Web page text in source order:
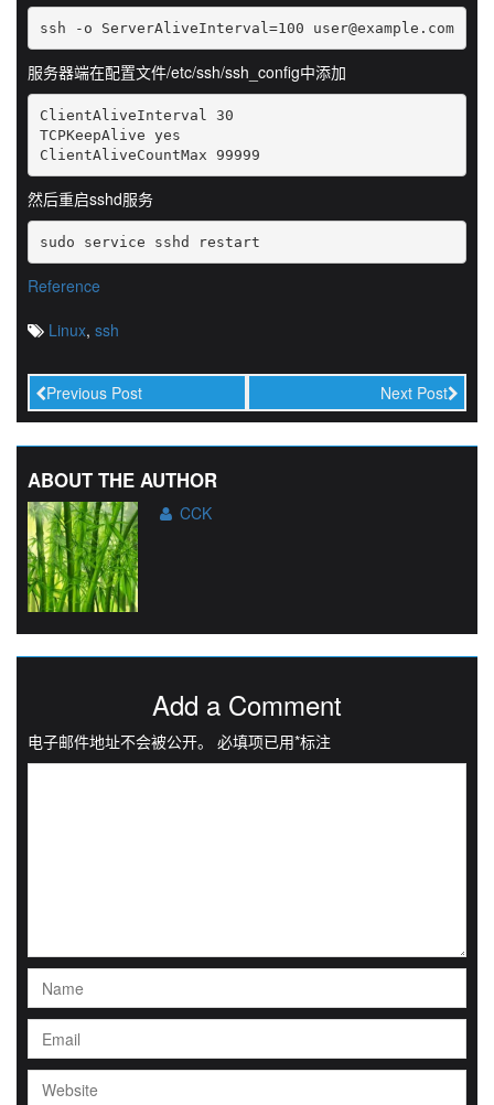
ssh -o ServerAliveInterval=100 user@example.com
服务器端在配置文件/etc/ssh/ssh_config中添加
ClientAliveInterval 30
TCPKeepAlive yes
ClientAliveCountMax 99999
然后重启sshd服务
sudo service sshd restart
Reference
Linux, ssh
Previous Post Next Post
ABOUT THE AUTHOR
CCK
Add a Comment
电子邮件地址不会被公开。 必填项已用*标注